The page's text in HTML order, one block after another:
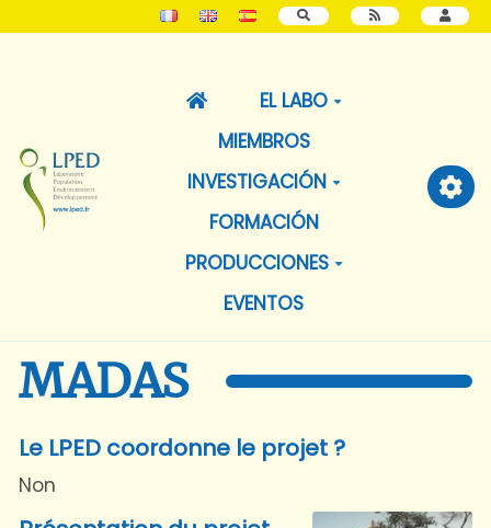
BUSCAR
EL LABO
MIEMBROS
INVESTIGACIÓN
FORMACIÓN
PRODUCCIONES
EVENTOS
MADAS
Le LPED coordonne le projet ?
Non